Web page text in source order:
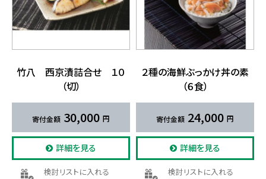
竹八 西京漬詰合せ １０​
（切）
30,000
詳細を見る
検討リストに入れる
２種の​海鮮ぶっかけ丼の​素
（６食）
24,000
詳細を見る
検討リストに入れる